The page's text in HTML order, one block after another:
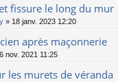
fissure le long du mur
» 18 janv. 2023 12:20
après maçonnerie
nov. 2021 11:25
les murets de véranda